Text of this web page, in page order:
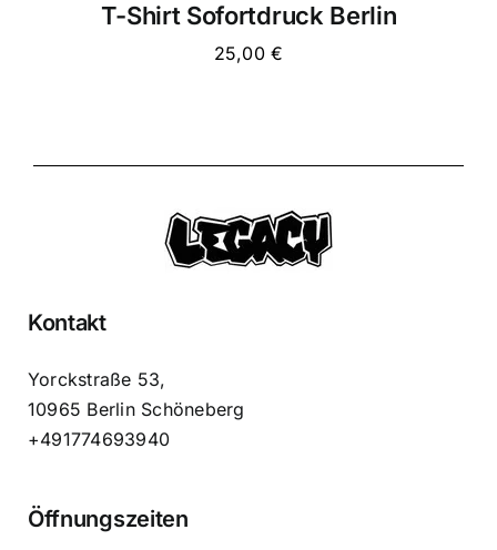
T-Shirt Sofortdruck Berlin
25,00€
Kontakt
Yorckstraße 53,
10965 Berlin Schöneberg
+491774693940
Öffnungszeiten